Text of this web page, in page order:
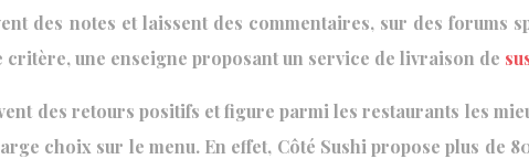
des notes et laissent des commentaires, sur des
critère, une enseigne proposant un service de livraison de
des retours positifs et figure parmi les restaurants les
choix sur le menu. En effet, Côté Sushi propose plus de